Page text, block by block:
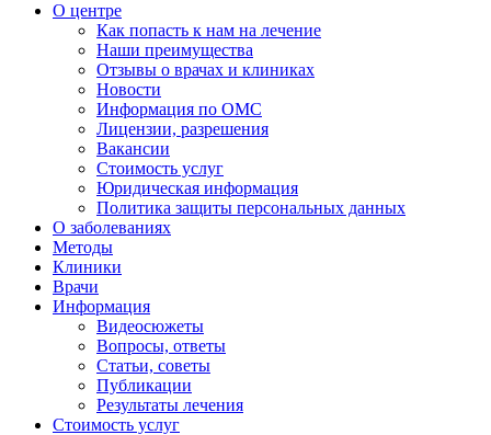
О центре
Как попасть к нам на лечение
Наши преимущества
Отзывы о врачах и клиниках
Новости
Информация по ОМС
Лицензии, разрешения
Вакансии
Стоимость услуг
Юридическая информация
Политика защиты персональных данных
О заболеваниях
Методы
Клиники
Врачи
Информация
Видеосюжеты
Вопросы, ответы
Статьи, советы
Публикации
Результаты лечения
Стоимость услуг